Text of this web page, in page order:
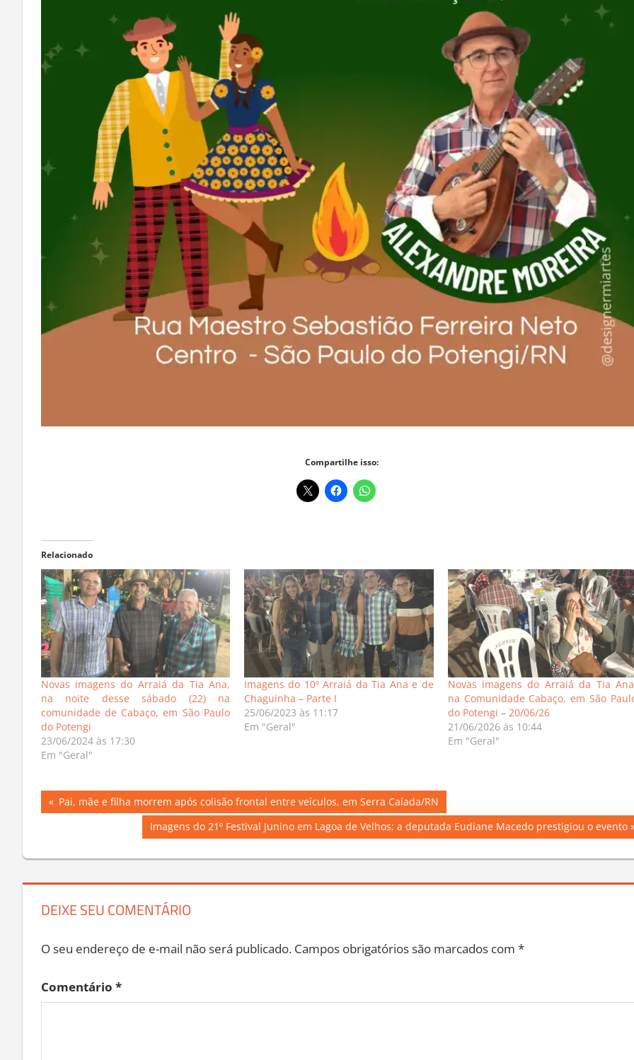
Compartilhe isso:
Relacionado
Novas imagens do Arraiá da Tia Ana,
na noite desse sábado (22) na
comunidade de Cabaço, em São Paulo
do Potengi
23/06/2024 às 17:30
Em "Geral"
Imagens do 10º Arraiá da Tia Ana e de
Chaguinha – Parte I
25/06/2023 às 11:17
Em "Geral"
Novas imagens do Arraiá da Tia
na Comunidade Cabaço, em São
do Potengi – 20/06/26
21/06/2026 às 10:44
Em "Geral"
Navegação
Post
Previous
Post:
Pai, mãe e filha morrem após colisão frontal entre veículos, em Serra Caíada/RN
Next
Post:
Imagens do 21º Festival Junino em Lagoa de Velhos; a deputada Eudiane Macedo prestigiou o evento
DEIXE SEU COMENTÁRIO
O seu endereço de e-mail não será publicado. Campos obrigatórios são marcados com *
Comentário *